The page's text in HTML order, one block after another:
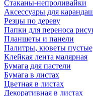
Стаканы-непроливайки
Аксессуары для
Резцы по дереву
Папки для переноса
Планшеты и панели
Палитры, кюветы
Клейкая лента малярная
Бумага для пастели
Бумага в листах
Цветная в листах
Декоративная в листах